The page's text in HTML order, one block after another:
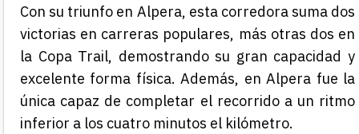
Con su triunfo en Alpera, esta corredora suma dos
victorias en carreras populares, más otras dos en
la Copa Trail, demostrando su gran capacidad y
excelente forma física. Además, en Alpera fue la
única capaz de completar el recorrido a un ritmo
inferior a los cuatro minutos el kilómetro.